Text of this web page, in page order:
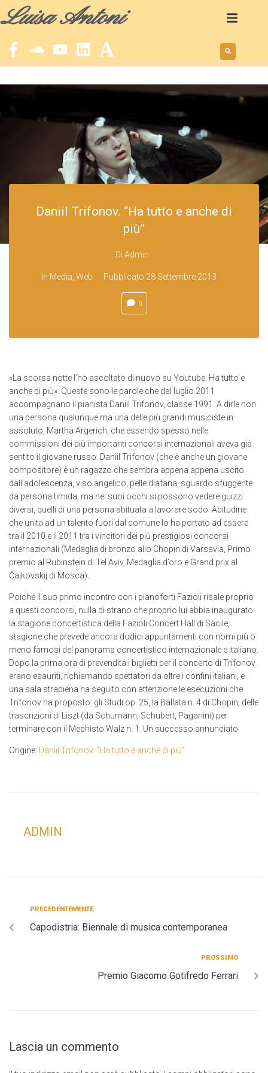
Luisa Antoni
Daniil Trifonov. “Ha tutto e anche di
più”
Di Admin
In Media, Web Pubblicato 28 Settembre 2013
0
«La scorsa notte l’ho ascoltato di nuovo su Youtube. Ha tutto e
anche di più». Queste sono le parole che dal luglio 2011
accompagnano il pianista Daniil Trifonov, classe 1991. A dirle non
una persona qualunque ma una delle più grandi musiciste in
assoluto, Martha Argerich, che essendo spesso nelle
commissioni dei più importanti concorsi internazionali aveva già
sentito il giovane russo. Daniil Trifonov (che è anche un giovane
compositore) è un ragazzo che sembra appena appena uscito
dall’adolescenza, viso angelico, pelle diafana, sguardo sfuggente
da persona timida, ma nei suoi occhi si possono vedere guizzi
diversi, quelli di una persona abituata a lavorare sodo. Abitudine
che unita ad un talento fuori dal comune lo ha portato ad essere
tra il 2010 e il 2011 tra i vincitori dei più prestigiosi concorsi
internazionali (Medaglia di bronzo allo Chopin di Varsavia, Primo
premio al Rubinstein di Tel Aviv, Medaglia d’oro e Grand prix al
Čajkovskij di Mosca).
Poiché il suo primo incontro con i pianoforti Fazioli risale proprio
a questi concorsi, nulla di strano che proprio lui abbia inaugurato
la stagione concertistica della Fazioli Concert Hall di Sacile,
stagione che prevede ancora dodici appuntamenti con nomi più o
meno famosi del panorama concertistico internazionale e italiano.
Dopo la prima ora di prevendita i biglietti per il concerto di Trifonov
erano esauriti, richiamando spettatori da oltre i confini italiani, e
una sala strapiena ha seguito con attenzione le esecuzioni che
Trifonov ha proposto: gli Studi op. 25, la Ballata n. 4 di Chopin, delle
trascrizioni di Liszt (da Schumann, Schubert, Paganini) per
terminare con il Mephisto Walz n. 1. Un successo annunciato.
Origine: Daniil Trifonov. “Ha tutto e anche di più”
ADMIN
PRECEDENTEMENTE
Capodistria: Biennale di musica contemporanea
PROSSIMO
Premio Giacomo Gotifredo Ferrari
Lascia un commento